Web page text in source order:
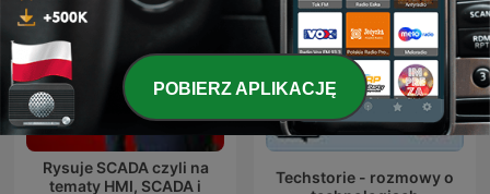
Rysuje SCADA czyli na
tematy HMI, SCADA i
Techstorie - rozmowy o
POBIERZ APLIKACJĘ